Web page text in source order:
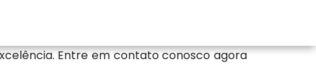
Ltda também viabiliza Consulta
setor de Ambiental pois contamos com
Entre em contato conosco agora